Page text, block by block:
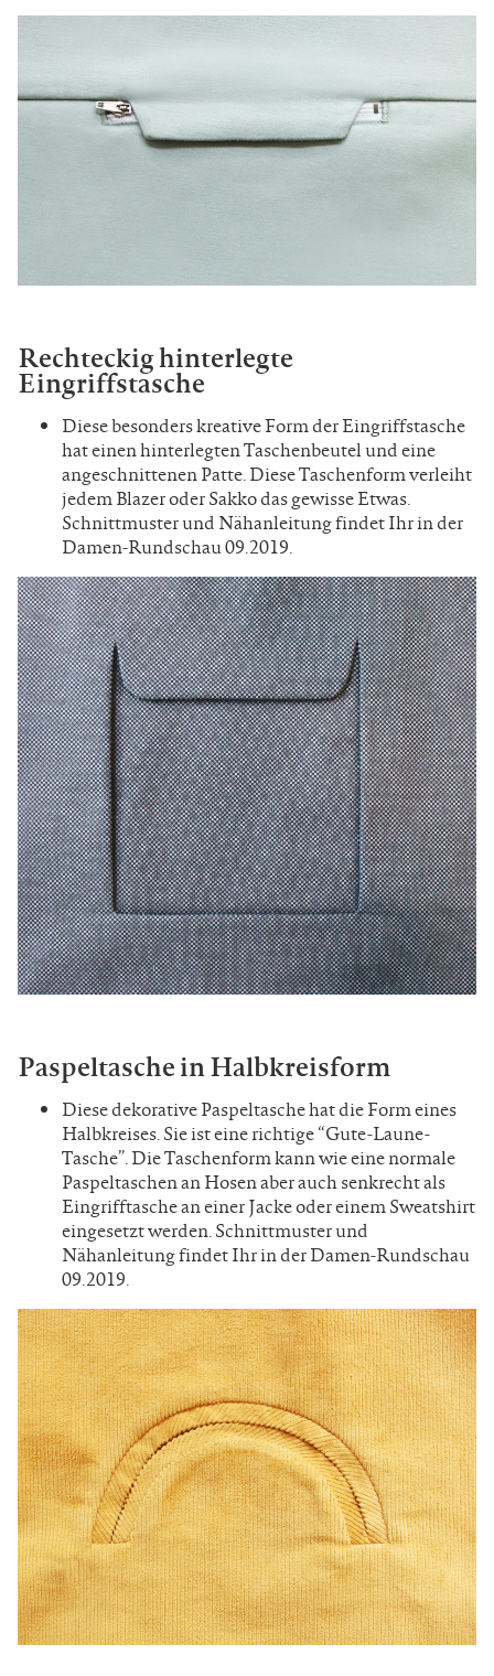
Rechteckig hinterlegte
Eingriffstasche
Diese besonders kreative Form der Eingriffstasche
hat einen hinterlegten Taschenbeutel und eine
angeschnittenen Patte. Diese Taschenform verleiht
jedem Blazer oder Sakko das gewisse Etwas.
Schnittmuster und Nähanleitung findet Ihr in der
Damen-Rundschau 09.2019.
Paspeltasche in Halbkreisform
Diese dekorative Paspeltasche hat die Form eines
Halbkreises. Sie ist eine richtige “Gute-Laune-
Tasche”. Die Taschenform kann wie eine normale
Paspeltaschen an Hosen aber auch senkrecht als
Eingrifftasche an einer Jacke oder einem Sweatshirt
eingesetzt werden. Schnittmuster und
Nähanleitung findet Ihr in der Damen-Rundschau
09.2019.